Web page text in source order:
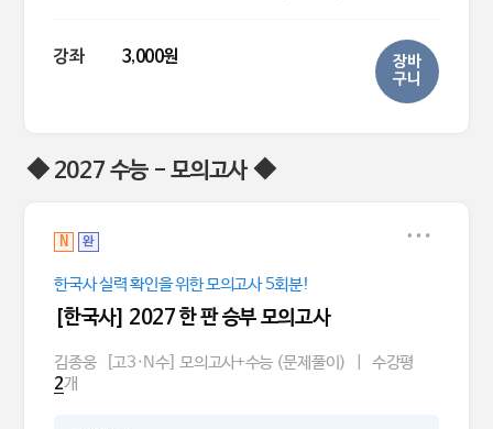
강좌 3,000원
장바
구니
◆ 2027 수능 - 모의고사 ◆
N 완
한국사 실력 확인을 위한 모의고사 5회분!
[한국사] 2027 한 판 승부 모의고사
김종웅 [고3·N수] 모의고사+수능 (문제풀이) 수강평
2개